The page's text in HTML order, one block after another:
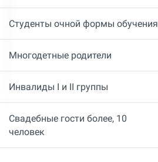
Студенты очной формы обучения
Многодетные родители
Инвалиды I и II группы
Свадебные гости более, 10
человек